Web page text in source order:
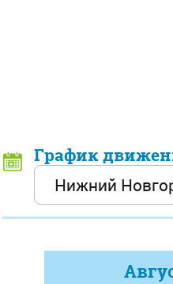
График